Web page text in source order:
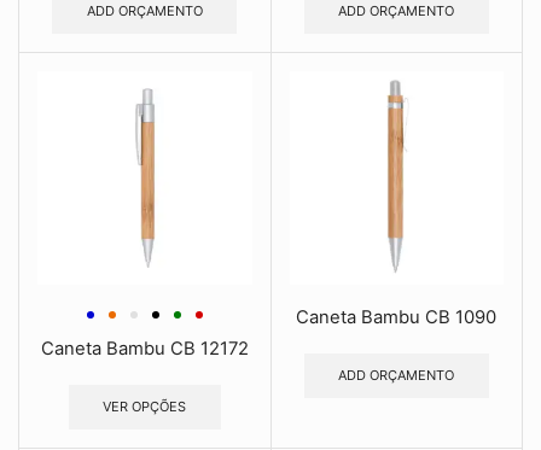
ADD ORÇAMENTO ADD ORÇAMENTO
Caneta Bambu CB 12172
VER OPÇÕES
Caneta Bambu CB 1090
ADD ORÇAMENTO